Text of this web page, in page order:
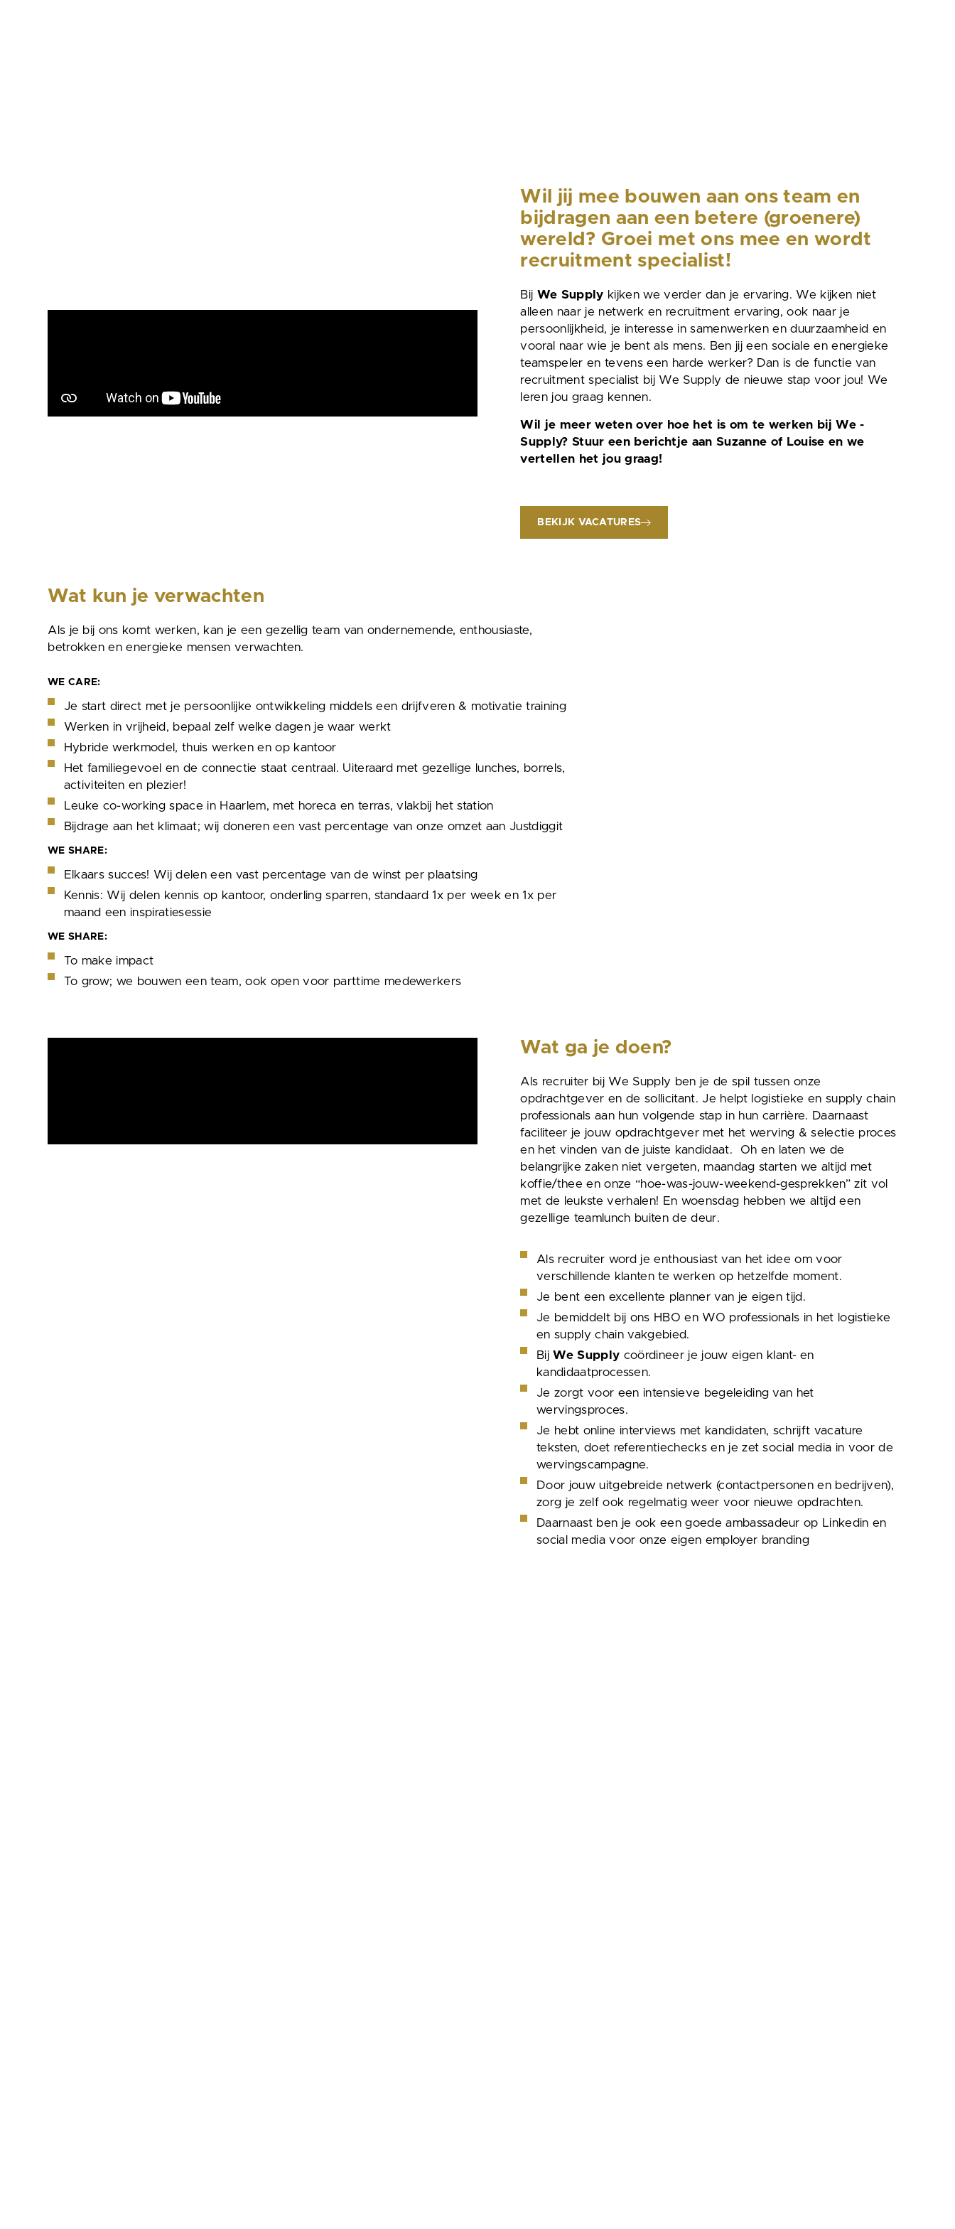
Wil jij mee bouwen aan ons team en
bijdragen aan een betere (groenere)
wereld? Groei met ons mee en wordt
recruitment specialist!
Bij We Supply kijken we verder dan je ervaring. We kijken niet
alleen naar je netwerk en recruitment ervaring, ook naar je
persoonlijkheid, je interesse in samenwerken en duurzaamheid en
vooral naar wie je bent als mens. Ben jij een sociale en energieke
teamspeler en tevens een harde werker? Dan is de functie van
recruitment specialist bij We Supply de nieuwe stap voor jou! We
leren jou graag kennen.
Wil je meer weten over hoe het is om te werken bij We -
Supply? Stuur een berichtje aan Suzanne of Louise en we
vertellen het jou graag!
BEKIJK VACATURES
Wat kun je verwachten
Als je bij ons komt werken, kan je eengezelligteam van ondernemende, enthousiaste,
betrokken en energieke mensen verwachten.
WE CARE:
Je start direct met je persoonlijke ontwikkeling middels een drijfveren & motivatie training
Werken in vrijheid, bepaal zelf welke dagen je waar werkt
Hybride werkmodel, thuis werken en op kantoor
Het familiegevoel en de connectie staat centraal. Uiteraard met gezellige lunches, borrels,
activiteiten en plezier!
Leuke co-working space in Haarlem, met horeca en terras, vlakbij het station
Bijdrage aan het klimaat; wij doneren een vast percentage van onze omzet aan Justdiggit
WE SHARE:
Elkaars succes! Wij delen een vast percentage van de winst per plaatsing
Kennis: Wij delen kennis op kantoor, onderling sparren, standaard 1x per week en 1x per
maand een inspiratiesessie
WE SHARE:
To make impact
To grow; we bouwen een team, ook open voor parttime medewerkers
Wat ga je doen?
Als recruiter bij We Supply ben je de spil tussen onze
opdrachtgever en de sollicitant. Je helpt logistieke en supply chain
professionals aan hun volgende stap in hun carrière. Daarnaast
faciliteer je jouw opdrachtgever met het werving & selectie proces
en het vinden van de juiste kandidaat. Oh en laten we de
belangrijke zaken niet vergeten, maandag starten we altijd met
koffie/thee en onze “hoe-was-jouw-weekend-gesprekken” zit vol
met de leukste verhalen! En woensdag hebben we altijd een
gezellige teamlunch buiten de deur.
Als recruiter word je enthousiast van het idee om voor
verschillende klanten te werken op hetzelfde moment.
Je bent een excellente planner van je eigen tijd.
Je bemiddelt bij ons HBO en WO professionals in het logistieke
en supply chain vakgebied.
BijWe Supply coördineer je jouw eigen klant- en
kandidaatprocessen.
Je zorgt voor een intensieve begeleiding van het
wervingsproces.
Je hebt online interviews met kandidaten, schrijft vacature
teksten, doet referentiechecks en je zet social media in voor de
wervingscampagne.
Door jouw uitgebreide netwerk (contactpersonen en bedrijven),
zorg je zelf ook regelmatig weer voor nieuwe opdrachten.
Daarnaast ben je ook een goede ambassadeur op Linkedin en
social media voor onze eigen employer branding